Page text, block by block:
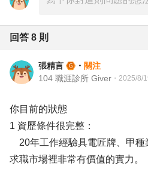
回答 8 則
張精言 ・ 關注
104 職涯診所 Giver ・ 2025/8/
你目前的狀態
1 資歷條件很完整：
20年工作經驗具電匠牌、甲種
求職市場裡非常有價值的實力。